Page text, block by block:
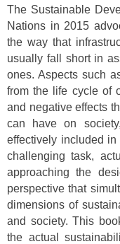
The Sustainable
Nations in 2015
the way that
usually fall short in
ones. Aspects such
from the life cycle of
and negative effects
can have on
effectively included
challenging task,
approaching the
perspective that
dimensions of
and society. This
the actual